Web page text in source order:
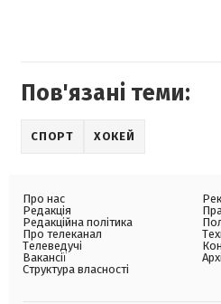
Пов'язані теми:
СПОРТ ХОКЕЙ
Про нас
Редакція
Редакційна політика
Про телеканал
Телеведучі
Вакансії
Структура власності